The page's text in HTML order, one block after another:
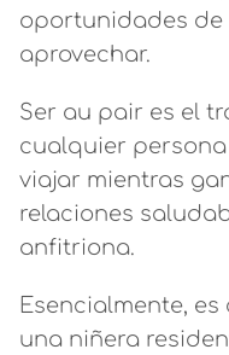
oportunidades
aprovechar.
Ser au pair es el
cualquier
viajar mientras
relaciones
anfitriona.
Esencialmente,
una niñera